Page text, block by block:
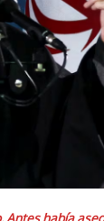
había